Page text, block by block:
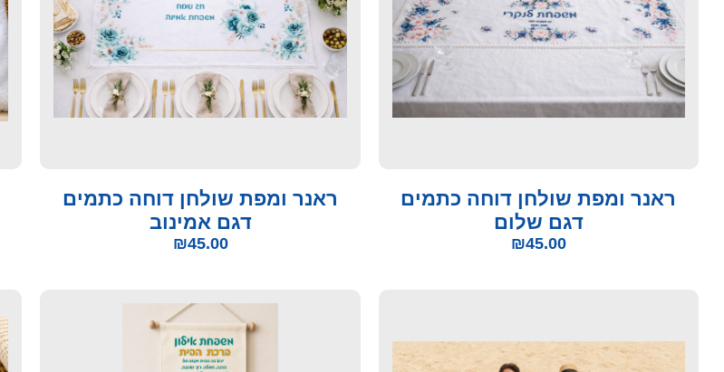
ראנר ומפת שולחן דוחה כתמים
דגם שלום
₪45.00
ראנר ומפת שולחן דוחה כתמים
דגם אמינוב
₪45.00